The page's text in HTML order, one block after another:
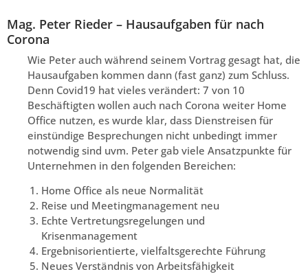
Mag. Peter Rieder – Hausaufgaben für nach
Corona
Wie Peter auch während seinem Vortrag gesagt hat, die
Hausaufgaben kommen dann (fast ganz) zum Schluss.
Denn Covid19 hat vieles verändert: 7 von 10
Beschäftigten wollen auch nach Corona weiter Home
Office nutzen, es wurde klar, dass Dienstreisen für
einstündige Besprechungen nicht unbedingt immer
notwendig sind uvm. Peter gab viele Ansatzpunkte für
Unternehmen in den folgenden Bereichen:
Home Office als neue Normalität
Reise und Meetingmanagement neu
Echte Vertretungsregelungen und
Krisenmanagement
Ergebnisorientierte, vielfaltsgerechte Führung
Neues Verständnis von Arbeitsfähigkeit